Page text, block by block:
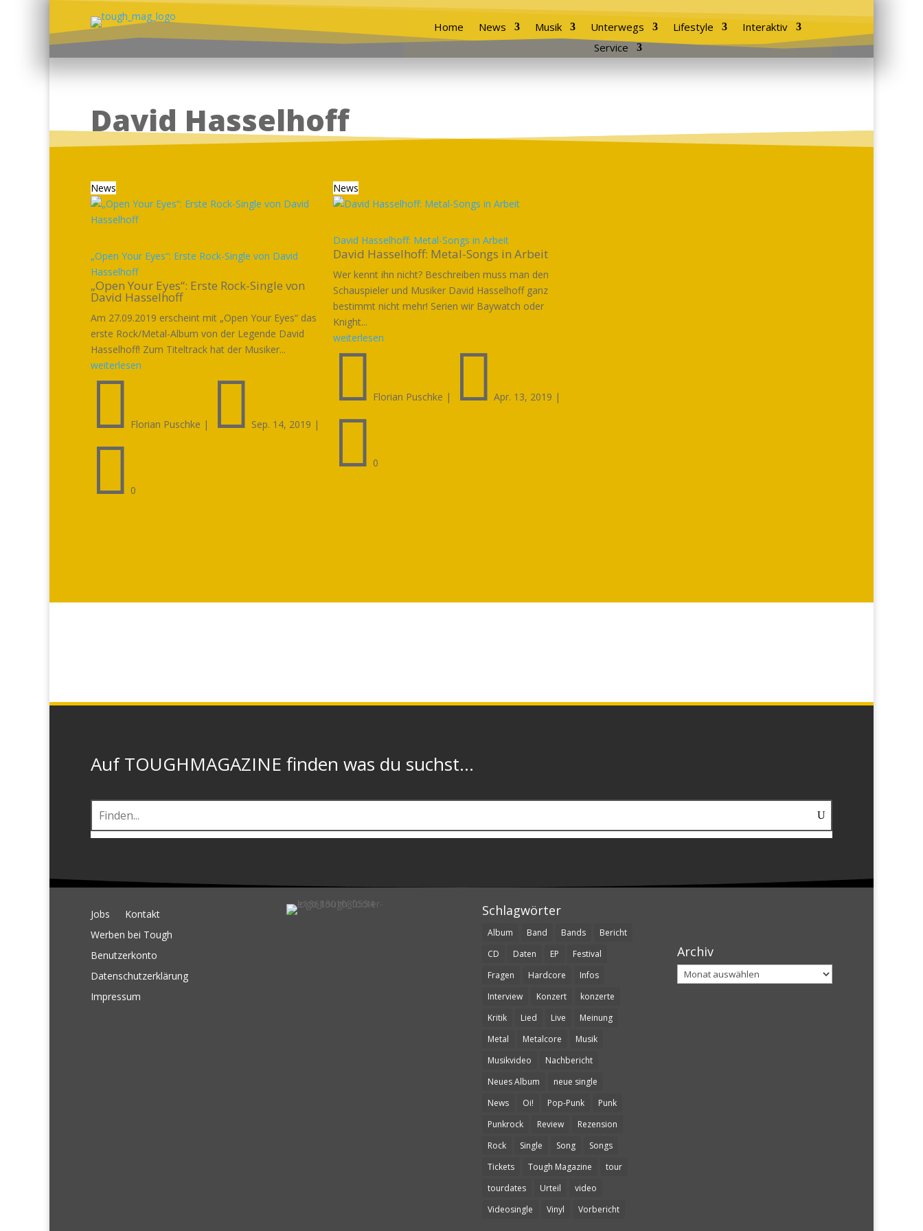
Home News Musik Unterwegs Lifestyle
Interaktiv
Service
David Hasselhoff
News
„Open Your Eyes“: Erste Rock-Single von David
Hasselhoff
„Open Your Eyes“: Erste Rock-Single von
David Hasselhoff
Am 27.09.2019 erscheint mit „Open Your Eyes“ das
erste Rock/Metal-Album von der Legende David
Hasselhoff! Zum Titeltrack hat der Musiker...
weiterlesen
 Florian Puschke |  Sep. 14, 2019 |
 0
News
David Hasselhoff: Metal-Songs in Arbeit
David Hasselhoff: Metal-Songs in Arbeit
Wer kennt ihn nicht? Beschreiben muss man den
Schauspieler und Musiker David Hasselhoff ganz
bestimmt nicht mehr! Serien wir Baywatch oder
Knight...
weiterlesen
 Florian Puschke | Apr. 13, 2019 |
 0
Auf TOUGHMAGAZINE finden was du suchst...
Jobs
Kontakt
Werben bei Tough
Benutzerkonto
Datenschutzerklärung
Impressum
Schlagwörter
Album Band Bands
Bericht
CD
Daten EP
Festival
Fragen
Hardcore
Infos
Interview
Konzert
konzerte
Kritik
Lied Live
Meinung
Metal
Metalcore
Musik
Musikvideo
Nachbericht
Neues Album
neue single
News
Oi! Pop-Punk
Punk
Punkrock
Review
Rezension
Rock
Single Song
Songs
Tickets
Tough Magazine
tour
tourdates
Urteil
video
Videosingle
Vinyl Vorbericht
Archiv
Archiv